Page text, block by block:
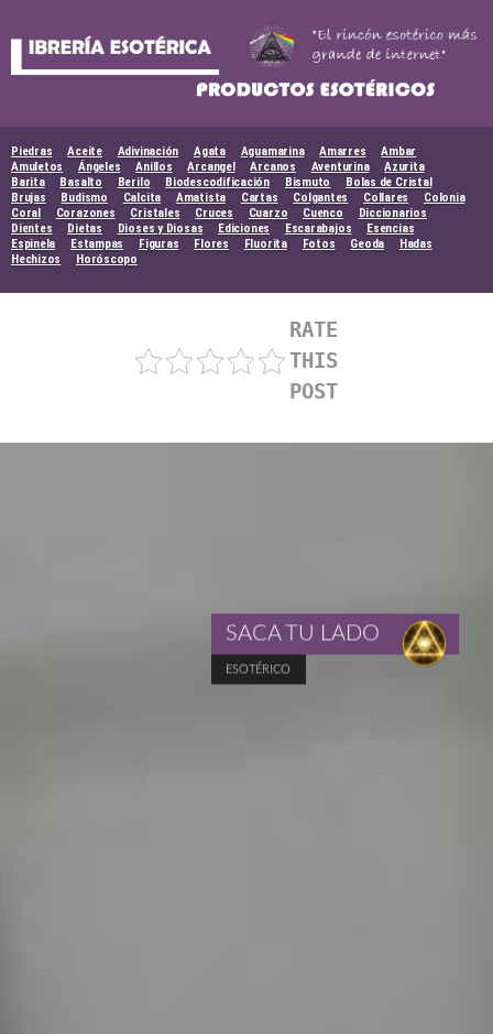
Piedras Aceite Adivinación Agata Aguamarina Amarres
Ambar
Amuletos
Ángeles Anillos Arcangel Arcanos Aventurina
Azurita
Barita
Basalto Berilo Biodescodificación Bismuto
Bolas de Cristal
Brujas
Budismo Calcita Amatista Cartas Colgantes Collares
Colonia
Coral
Corazones Cristales Cruces Cuarzo Cuenco
Diccionarios
Dientes
Dietas Dioses y Diosas Ediciones Escarabajos
Esencias
Espinela
Estampas Figuras Flores Fluorita Fotos Geoda
Hadas
Hechizos
Horóscopo
RATE
THIS
POST
ESOTÉRICO
SACA TU LADO